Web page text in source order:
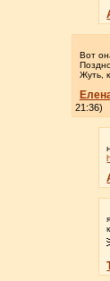
Вот
Жуть,
21:36)